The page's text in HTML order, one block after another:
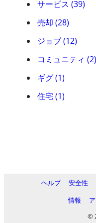
サービス (39)
売却 (28)
ジョブ (12)
コミュニティ (2)
ギグ (1)
住宅 (1)
ヘルプ 安全性
情報
©